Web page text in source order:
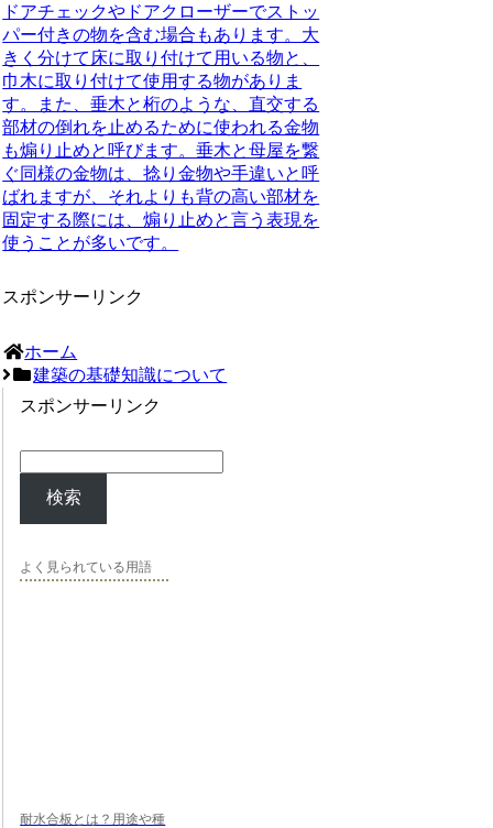
ドアチェックやドアクローザーでストッ
パー付きの物を含む場合もあります。大
きく分けて床に取り付けて用いる物と、
巾木に取り付けて使用する物がありま
す。また、垂木と桁のような、直交する
部材の倒れを止めるために使われる金物
も煽り止めと呼びます。垂木と母屋を繋
ぐ同様の金物は、捻り金物や手違いと呼
ばれますが、それよりも背の高い部材を
固定する際には、煽り止めと言う表現を
使うことが多いです。
スポンサーリンク
ホーム
建築の基礎知識について
スポンサーリンク
検索
よく見られている用語
耐水合板とは？用途や種